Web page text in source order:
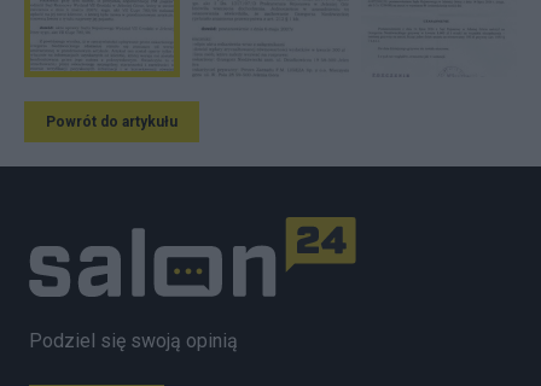
Powrót do artykułu
Podziel się swoją opinią